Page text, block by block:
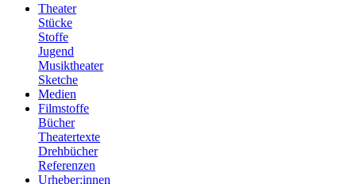
Theater
Stücke
Stoffe
Jugend
Musiktheater
Sketche
Medien
Filmstoffe
Bücher
Theatertexte
Drehbücher
Referenzen
Urheber:innen